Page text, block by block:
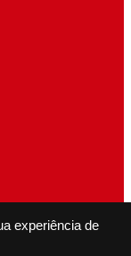
experiência de